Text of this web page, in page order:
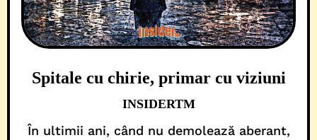
Spitale cu chirie, primar cu viziuni
INSIDERTM
În ultimii ani, când nu demolează aberant,